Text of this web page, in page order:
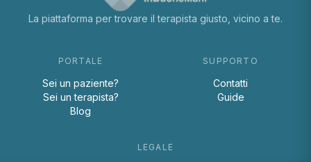
La piattaforma per trovare il terapista giusto, vicino a te.
PORTALE
Sei un paziente?
Sei un terapista?
Blog
SUPPORTO
Contatti
Guide
LEGALE